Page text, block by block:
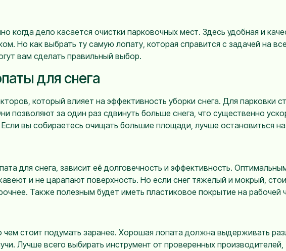
когда дело касается очистки парковочных мест. Здесь удобная и
Но как выбрать ту самую лопату, которая справится с задачей на
вам сделать правильный выбор.
для снега
который влияет на эффективность уборки снега. Для парковки
позволяют за один раз сдвинуть больше снега, что существенно
вы собираетесь очищать большие площади, лучше остановиться
для снега, зависит её долговечность и эффективность.
и не царапают поверхность. Но если снег тяжелый и мокрый,
Также полезным будет иметь пластиковое покрытие на рабочей
чем стоит подумать заранее. Хорошая лопата должна выдерживать
Лучше всего выбирать инструмент от проверенных производителей,